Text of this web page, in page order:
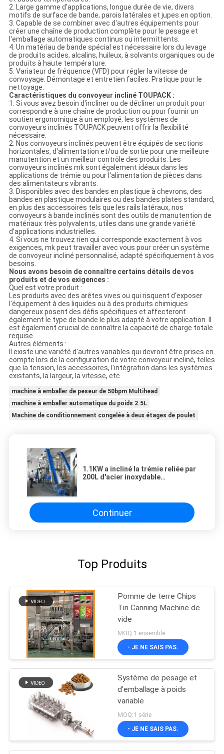
2. Large gamme d'applications, longue durée de vie, divers
motifs de surface de bande, parois latérales et jupes en option.
3. Capable de se combiner avec d'autres équipements pour
créer une chaîne de production complète pour le pesage et
l'emballage automatiques continus ou intermittents.
4. Un matériau de bande spécial est nécessaire lors du levage
de produits acides, alcalins, huileux, à solvants organiques ou de
produits à haute température.
5. Variateur de fréquence (VFD) pour régler la vitesse de
convoyage. Démontage et entretien faciles. Pratique pour le
nettoyage.
Caractéristiques du convoyeur incliné TOUPACK :
1. Si vous avez besoin d'incliner ou de décliner un produit pour
correspondre à une chaîne de production ou pour fournir un
soutien ergonomique à un employé, les systèmes de
convoyeurs inclinés TOUPACK peuvent offrir la flexibilité
nécessaire.
2. Nos convoyeurs inclinés peuvent être équipés de sections
horizontales, d'alimentation et/ou de sortie pour une meilleure
manutention et un meilleur contrôle des produits. Les
convoyeurs inclinés mk sont également idéaux dans les
applications de trémie ou pour l'alimentation de pièces dans
des alimentateurs vibrants.
3. Disponibles avec des bandes en plastique à chevrons, des
bandes en plastique modulaires ou des bandes plates standard,
en plus des accessoires tels que les rails latéraux, nos
convoyeurs à bande inclinés sont des outils de manutention de
matériaux très polyvalents, utiles dans une grande variété
d'applications industrielles.
4. Si vous ne trouvez rien qui corresponde exactement à vos
exigences, mk peut travailler avec vous pour créer un système
de convoyeur incliné personnalisé, adapté spécifiquement à vos
besoins.
Nous avons besoin de connaître certains détails de vos
produits et de vos exigences :
Quel est votre produit :
Les produits avec des arêtes vives ou qui risquent d'exposer
l'équipement à des liquides ou à des produits chimiques
dangereux posent des défis spécifiques et affecteront
également le type de bande le plus adapté à votre application. Il
est également crucial de connaître la capacité de charge totale
requise.
Autres éléments :
Il existe une variété d'autres variables qui devront être prises en
compte lors de la configuration de votre convoyeur incliné, telles
que la tension, les accessoires, l'intégration dans les systèmes
existants, la largeur, la vitesse, etc.
machine à emballer de peseur de 50bpm Multihead
machine à emballer automatique du poids 2.5L
Machine de conditionnement congelée à deux étages de poulet
1.1KW a incliné la trémie reliée par
200L d'acier inoxydable
Continuer
Top Produits
Pomme de terre Chips
Tin Canning Machine de
vide
MOQ:1 ensemble
- JE NE SAIS PAS.
Système de pesage et
d'emballage à poids
variable
MOQ:1 série
- JE NE SAIS PAS.